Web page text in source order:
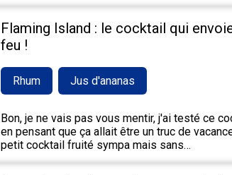
Flaming Island : le cocktail qui
feu !
Rhum Jus d'ananas
Bon, je ne vais pas vous mentir, j'ai testé ce
en pensant que ça allait être un truc de
petit cocktail fruité sympa mais sans…